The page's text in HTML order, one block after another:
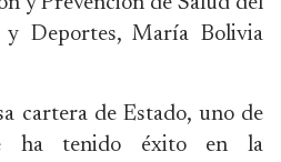
Deportes, María Bolivia
cartera de Estado, uno de
ha tenido éxito en la